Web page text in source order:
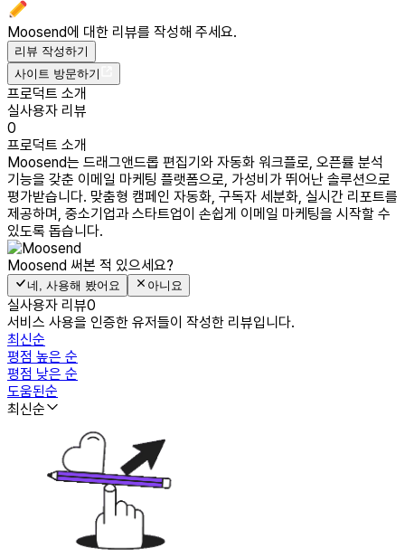
Moosend에 대한 리뷰를 작성해 주세요.
리뷰 작성하기
사이트 방문하기
프로덕트 소개
실사용자 리뷰
0
프로덕트 소개
Moosend는 드래그앤드롭 편집기와 자동화 워크플로, 오픈률 분석
기능을 갖춘 이메일 마케팅 플랫폼으로, 가성비가 뛰어난 솔루션으로
평가받습니다. 맞춤형 캠페인 자동화, 구독자 세분화, 실시간 리포트를
제공하며, 중소기업과 스타트업이 손쉽게 이메일 마케팅을 시작할 수
있도록 돕습니다.
Moosend 써본 적 있으세요?
네, 사용해 봤어요 아니요
실사용자 리뷰0
서비스 사용을 인증한 유저들이 작성한 리뷰입니다.
최신순
평점 높은 순
평점 낮은 순
도움된순
최신순